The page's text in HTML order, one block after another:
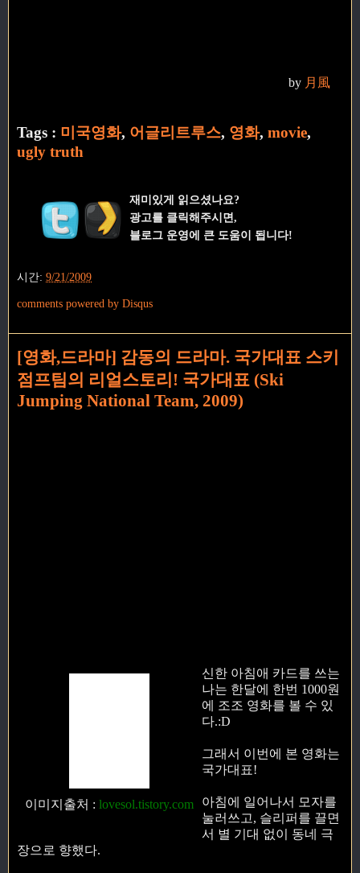
by 月風
Tags : 미국영화, 어글리트루스, 영화, movie,
ugly truth
재미있게 읽으셨나요?
광고를 클릭해주시면,
블로그 운영에 큰 도움이 됩니다!
시간: 9/21/2009
comments powered by Disqus
[영화,드라마] 감동의 드라마. 국가대표 스키
점프팀의 리얼스토리! 국가대표 (Ski
Jumping National Team, 2009)
이미지출처 : lovesol.tistory.com
신한 아침애 카드를 쓰는
나는 한달에 한번 1000원
에 조조 영화를 볼 수 있
다.:D
그래서 이번에 본 영화는
국가대표!
아침에 일어나서 모자를
눌러쓰고, 슬리퍼를 끌면
서 별 기대 없이 동네 극
장으로 향했다.